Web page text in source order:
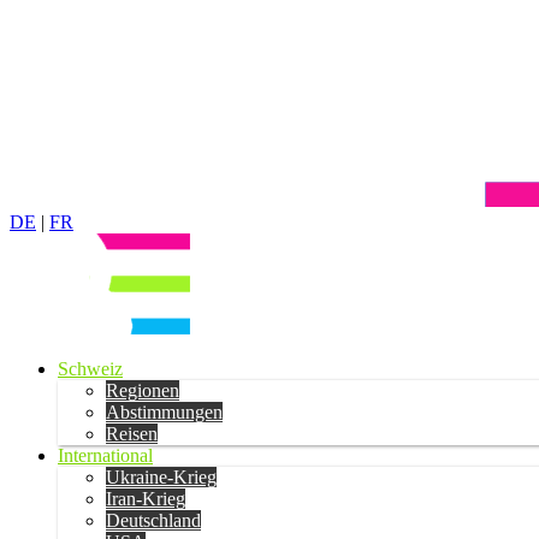
DE | FR
Schweiz
Regionen
Abstimmungen
Reisen
International
Ukraine-Krieg
Iran-Krieg
Deutschland